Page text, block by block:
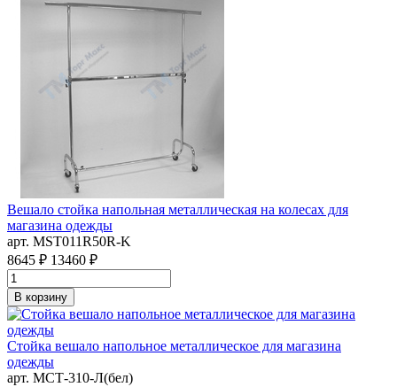
Вешало стойка напольная металлическая на колесах для
магазина одежды
арт. MST011R50R-K
8645 ₽ 13460 ₽
В корзину
Стойка вешало напольное металлическое для магазина
одежды
арт. MСТ-310-Л(бел)